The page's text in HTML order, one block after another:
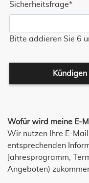
Sicherheitsfrage*
Bitte addieren Sie 6
Kündigen
Wofür wird meine E-
Wir nutzen Ihre E-
entsprechenden
Jahresprogramm,
Angeboten)